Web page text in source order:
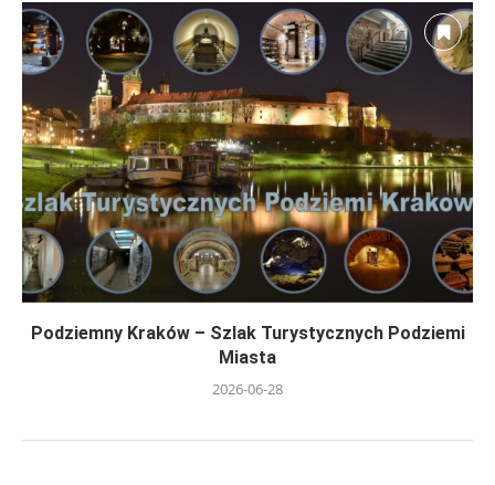
Podziemny Kraków – Szlak Turystycznych Podziemi
Miasta
2026-06-28